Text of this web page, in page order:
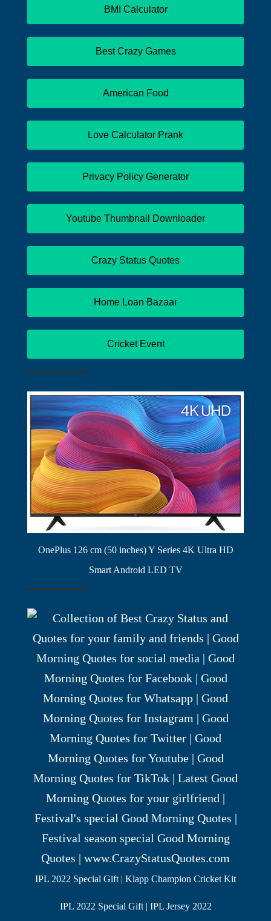
BMI Calculator
Best Crazy Games
American Food
Love Calculator Prank
Privacy Policy Generator
Youtube Thumbnail Downloader
Crazy Status Quotes
Home Loan Bazaar
Cricket Event
OnePlus 126 cm (50 inches) Y Series 4K Ultra HD
Smart Android LED TV
IPL 2022 Special Gift | Klapp Champion Cricket Kit
IPL 2022 Special Gift | IPL Jersey 2022